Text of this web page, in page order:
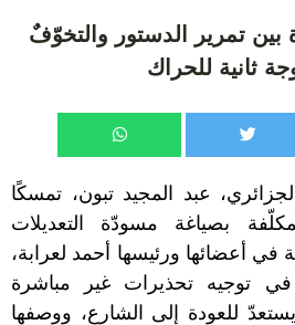
تمرير الدستور والتخوّفٌ
ثانية للحراك
عبد المجيد تبون، تمسكًا
بصياغة مسودّة التعديلات
في أعضائها ورئيسها أحمد لعرابة،
توجيه تحذيرات غير مباشرة
للعودة إلى الشارع، ووصفها